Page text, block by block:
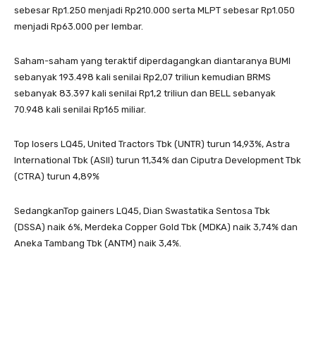
sebesar Rp1.250 menjadi Rp210.000 serta MLPT sebesar Rp1.050
menjadi Rp63.000 per lembar.
Saham-saham yang teraktif diperdagangkan diantaranya BUMI
sebanyak 193.498 kali senilai Rp2,07 triliun kemudian BRMS
sebanyak 83.397 kali senilai Rp1,2 triliun dan BELL sebanyak
70.948 kali senilai Rp165 miliar.
Top losers LQ45, United Tractors Tbk (UNTR) turun 14,93%, Astra
International Tbk (ASII) turun 11,34% dan Ciputra Development Tbk
(CTRA) turun 4,89%
SedangkanTop gainers LQ45, Dian Swastatika Sentosa Tbk
(DSSA) naik 6%, Merdeka Copper Gold Tbk (MDKA) naik 3,74% dan
Aneka Tambang Tbk (ANTM) naik 3,4%.